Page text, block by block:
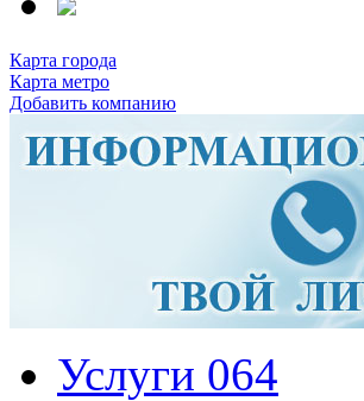
Карта города
Карта метро
Добавить компанию
Услуги 064